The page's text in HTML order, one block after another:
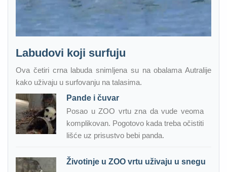
Labudovi koji surfuju
Ova četiri crna labuda snimljena su na obalama Autralije
kako uživaju u surfovanju na talasima.
Pande i čuvar
Posao u ZOO vrtu zna da vude veoma
komplikovan. Pogotovo kada treba očistiti
lišće uz prisustvo bebi panda.
Životinje u ZOO vrtu uživaju u snegu